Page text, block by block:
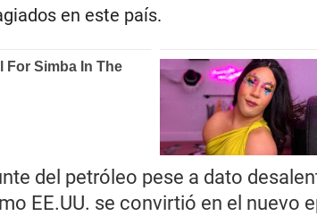
en este país.
del petróleo pese a dato
EE.UU. se convirtió en el